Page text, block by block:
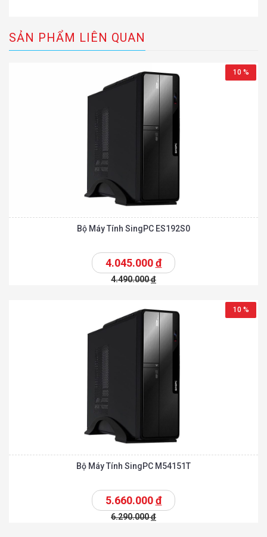
SẢN PHẨM LIÊN QUAN
10 %
Bộ Máy Tính SingPC ES192S0
4.045.000đ
4.490.000đ
10 %
Bộ Máy Tính SingPC M54151T
5.660.000đ
6.290.000đ